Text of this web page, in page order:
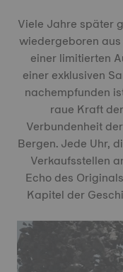
Viele Jahre später
wiedergeboren
einer limitierten
einer exklusiven
nachempfunden
raue Kraft
Verbundenheit
Bergen. Jede Uhr,
Verkaufsstellen
Echo des
Kapitel der